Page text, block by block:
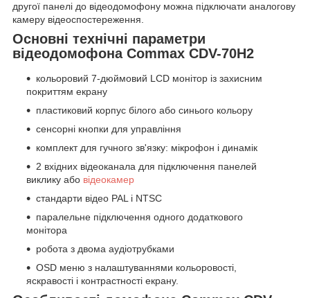
другої панелі до відеодомофону можна підключати аналогову
камеру відеоспостереження.
Основні технічні параметри
відеодомофона Commax CDV-70H2
кольоровий 7-дюймовий LCD монітор із захисним
покриттям екрану
пластиковий корпус білого або синього кольору
сенсорні кнопки для управління
комплект для гучного зв'язку: мікрофон і динамік
2 вхідних відеоканала для підключення панелей
виклику або відеокамер
стандарти відео PAL і NTSC
паралельне підключення одного додаткового
монітора
робота з двома аудіотрубками
OSD меню з налаштуваннями кольоровості,
яскравості і контрастності екрану.